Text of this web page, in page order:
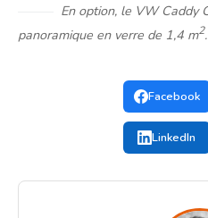
En option, le VW Caddy
panoramique en verre de 1,4 m2.
Facebook
LinkedIn